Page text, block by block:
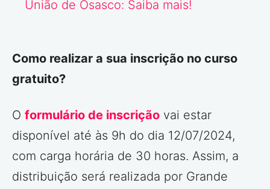
União de Osasco: Saiba mais!
Como realizar a sua inscrição no curso
gratuito?
O formulário de inscrição vai estar
disponível até às 9h do dia 12/07/2024,
com carga horária de 30 horas. Assim, a
distribuição será realizada por Grande